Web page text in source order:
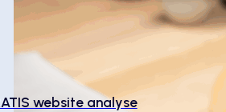
website analyse